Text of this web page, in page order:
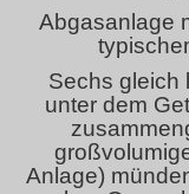
Abgasanlage
Sechs gleich
unter dem
Anlage)